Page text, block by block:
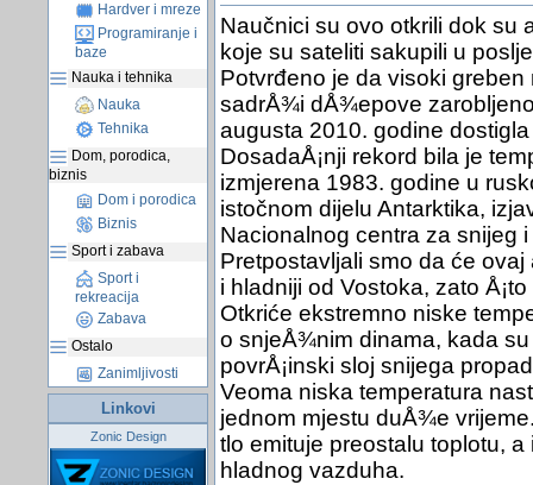
Hardver i mreze
Programiranje i
baze
Nauka i tehnika
Nauka
Tehnika
Dom, porodica,
biznis
Dom i porodica
Biznis
Sport i zabava
Sport i
rekreacija
Zabava
Ostalo
Zanimljivosti
Linkovi
Zonic Design
Naučnici su ovo otkrili dok su
koje su sateliti sakupili u
Potvrđeno je da visoki
sadrÅ¾i dÅ¾epove
augusta 2010. godine
DosadaÅ¡nji rekord bila je
izmjerena 1983. godine u
istočnom dijelu Antarktika,
Nacionalnog centra za snijeg
Pretpostavljali smo da će
i hladniji od Vostoka, zato
Otkriće ekstremno niske
o snjeÅ¾nim dinama, kada
povrÅ¡inski sloj snijega
Veoma niska temperatura
jednom mjestu duÅ¾e
tlo emituje preostalu toplotu,
hladnog vazduha.